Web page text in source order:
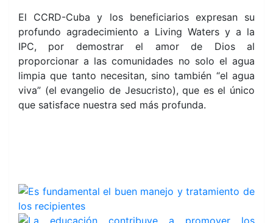
El CCRD-Cuba y los beneficiarios expresan su
profundo agradecimiento a Living Waters y a la
IPC, por demostrar el amor de Dios al
proporcionar a las comunidades no solo el agua
limpia que tanto necesitan, sino también “el agua
viva” (el evangelio de Jesucristo), que es el único
que satisface nuestra sed más profunda.